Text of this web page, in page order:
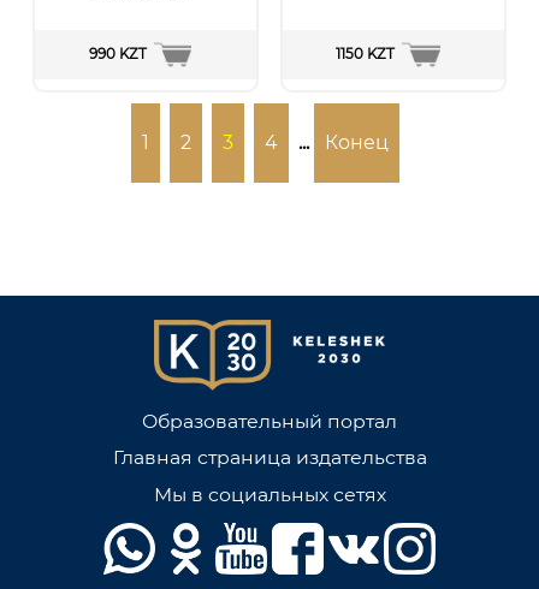
990 KZT 1150 KZT
1 2 3 4 ... Конец
Образовательный портал
Главная страница издательства
Мы в социальных сетях